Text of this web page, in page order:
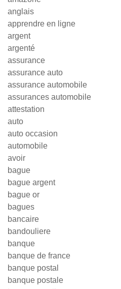
anglais
apprendre en ligne
argent
argenté
assurance
assurance auto
assurance automobile
assurances automobile
attestation
auto
auto occasion
automobile
avoir
bague
bague argent
bague or
bagues
bancaire
bandouliere
banque
banque de france
banque postal
banque postale